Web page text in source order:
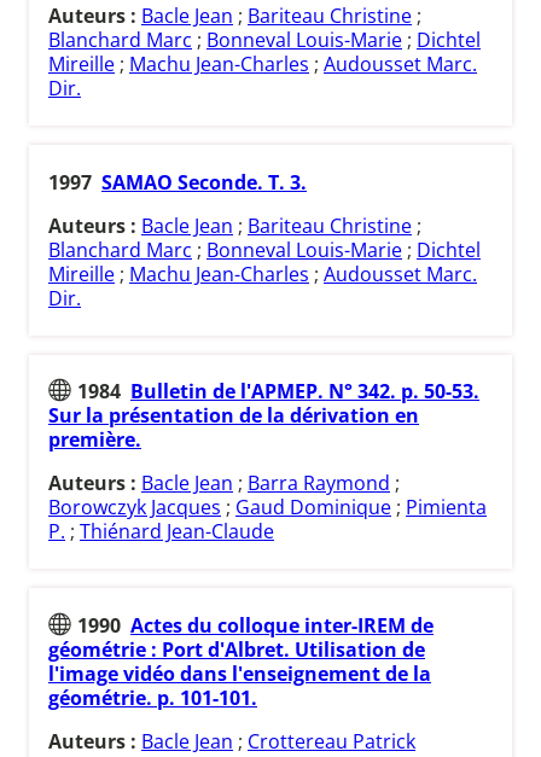
Auteurs : Bacle Jean ; Bariteau Christine ;
Blanchard Marc ; Bonneval Louis-Marie ; Dichtel
Mireille ; Machu Jean-Charles ; Audousset Marc.
Dir.
1997 SAMAO Seconde. T. 3.
Auteurs : Bacle Jean ; Bariteau Christine ;
Blanchard Marc ; Bonneval Louis-Marie ; Dichtel
Mireille ; Machu Jean-Charles ; Audousset Marc.
Dir.
1984 Bulletin de l'APMEP. N° 342. p. 50-53.
Sur la présentation de la dérivation en
première.
Auteurs : Bacle Jean ; Barra Raymond ;
Borowczyk Jacques ; Gaud Dominique; Pimienta
P. ; Thiénard Jean-Claude
1990 Actes du colloque inter-IREM de
géométrie : Port d'Albret. Utilisation de
l'image vidéo dans l'enseignement de la
géométrie. p. 101-101.
Auteurs : Bacle Jean ; Crottereau Patrick